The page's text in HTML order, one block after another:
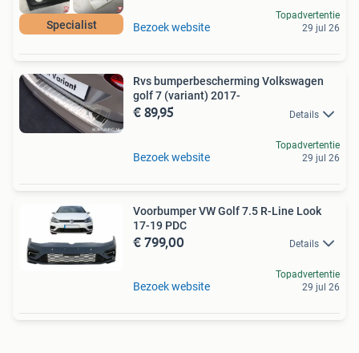
Specialist Bezoek website
Topadvertentie
29 jul 26
Rvs bumperbescherming Volkswagen
golf 7 (variant) 2017-
€ 89,95 Details
Bezoek website
Topadvertentie
29 jul 26
Voorbumper VW Golf 7.5 R-Line Look
17-19 PDC
€ 799,00 Details
Bezoek website
Topadvertentie
29 jul 26